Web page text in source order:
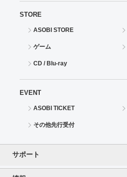
STORE
ASOBI STORE
ゲーム
CD / Blu-ray
EVENT
ASOBI TICKET
その他先行受付
サポート